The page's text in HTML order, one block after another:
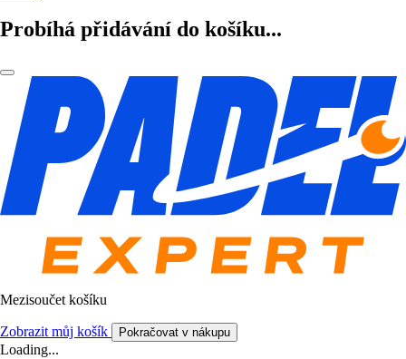
Probíhá přidávání do košíku...
Mezisoučet košíku
Zobrazit můj košík Pokračovat v nákupu
Loading...